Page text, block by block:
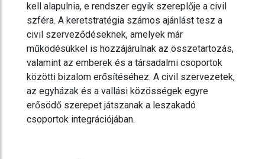
kell alapulnia, e rendszer egyik szereplője a civil
szféra. A keretstratégia számos ajánlást tesz a
civil szerveződéseknek, amelyek már
működésükkel is hozzájárulnak az összetartozás,
valamint az emberek és a társadalmi csoportok
közötti bizalom erősítéséhez. A civil szervezetek,
az egyházak és a vallási közösségek egyre
erősödő szerepet játszanak a leszakadó
csoportok integrációjában.